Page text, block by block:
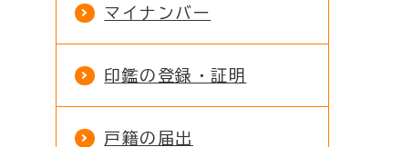
マイナンバー
印鑑の登録・証明
戸籍の届出